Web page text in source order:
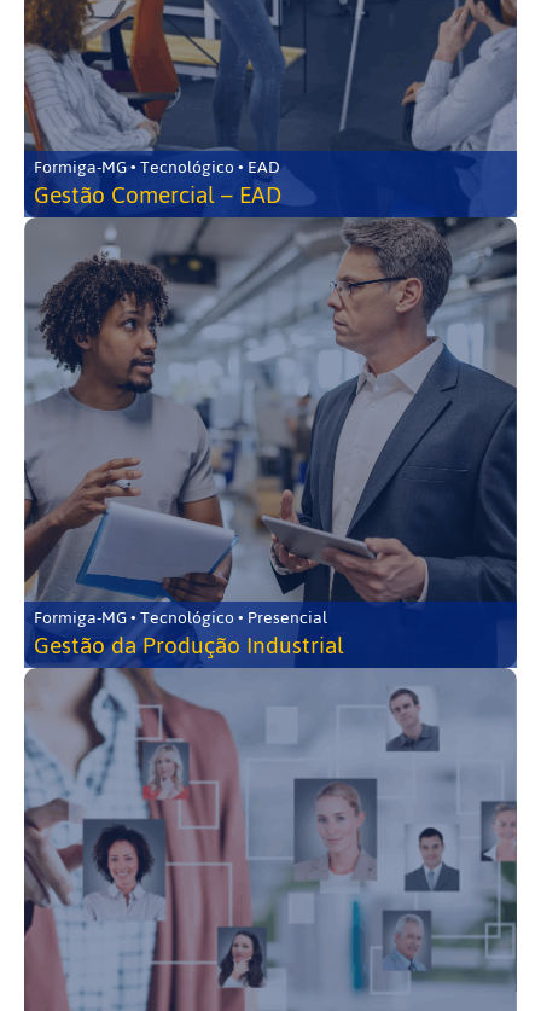
Formiga-MG • Tecnológico • EAD
Gestão Comercial – EAD
Formiga-MG • Tecnológico • Presencial
Gestão da Produção Industrial